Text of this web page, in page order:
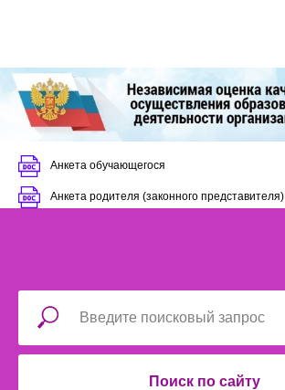
Анкета обучающегося
Анкета родителя (законного представителя)
Поиск по сайту